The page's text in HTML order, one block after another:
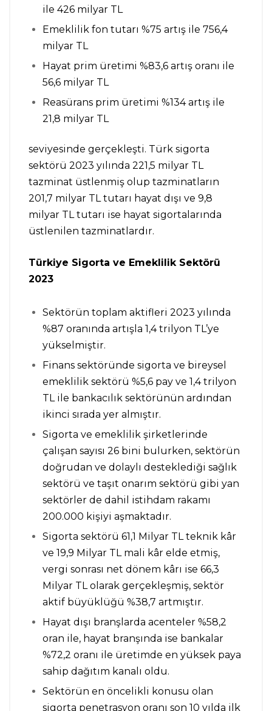
ile 426 milyar TL
Emeklilik fon tutarı %75 artış ile 756,4
milyar TL
Hayat prim üretimi %83,6 artış oranı ile
56,6 milyar TL
Reasürans prim üretimi %134 artış ile
21,8 milyar TL
seviyesinde gerçekleşti. Türk sigorta
sektörü 2023 yılında 221,5 milyar TL
tazminat üstlenmiş olup tazminatların
201,7 milyar TL tutarı hayat dışı ve 9,8
milyar TL tutarı ise hayat sigortalarında
üstlenilen tazminatlardır.
Türkiye Sigorta ve Emeklilik Sektörü
2023
Sektörün toplam aktifleri 2023 yılında
%87 oranında artışla 1,4 trilyon TL’ye
yükselmiştir.
Finans sektöründe sigorta ve bireysel
emeklilik sektörü %5,6 pay ve 1,4 trilyon
TL ile bankacılık sektörünün ardından
ikinci sırada yer almıştır.
Sigorta ve emeklilik şirketlerinde
çalışan sayısı 26 bini bulurken, sektörün
doğrudan ve dolaylı desteklediği sağlık
sektörü ve taşıt onarım sektörü gibi yan
sektörler de dahil istihdam rakamı
200.000 kişiyi aşmaktadır.
Sigorta sektörü 61,1 Milyar TL teknik kâr
ve 19,9 Milyar TL mali kâr elde etmiş,
vergi sonrası net dönem kârı ise 66,3
Milyar TL olarak gerçekleşmiş, sektör
aktif büyüklüğü %38,7 artmıştır.
Hayat dışı branşlarda acenteler %58,2
oran ile, hayat branşında ise bankalar
%72,2 oranı ile üretimde en yüksek paya
sahip dağıtım kanalı oldu.
Sektörün en öncelikli konusu olan
sigorta penetrasyon oranı son 10 yılda ilk